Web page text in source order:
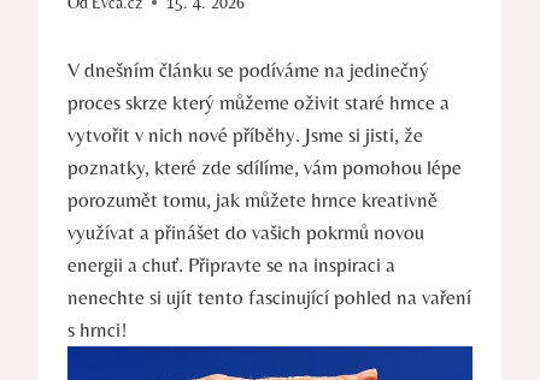
V dnešním článku se podíváme na jedinečný
proces skrze který můžeme oživit staré hrnce a
vytvořit v nich nové příběhy. Jsme si jisti, že
poznatky, které zde sdílíme, vám pomohou lépe
porozumět tomu, jak můžete hrnce kreativně
využívat a přinášet do vašich pokrmů novou
energii a chuť. Připravte se na inspiraci a
nenechte si ujít tento fascinující pohled na vaření
s hrnci!